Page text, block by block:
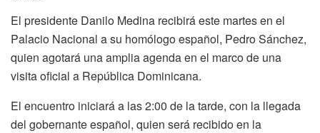
El presidente Danilo Medina recibirá este martes en el
Palacio Nacional a su homólogo español, Pedro Sánchez,
quien agotará una amplia agenda en el marco de una
visita oficial a República Dominicana.
El encuentro iniciará a las 2:00 de la tarde, con la llegada
del gobernante español, quien será recibido en la